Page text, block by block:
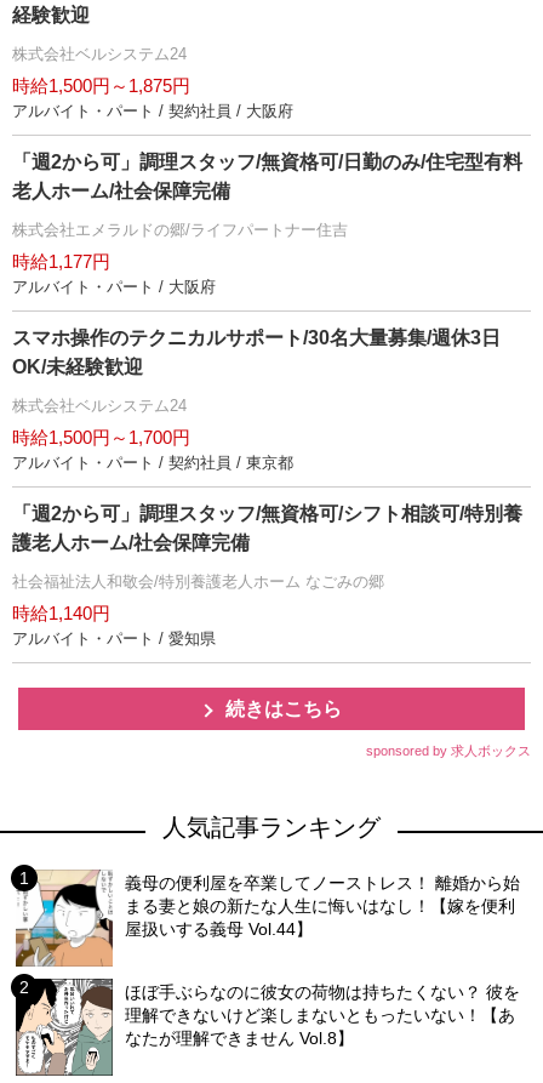
経験歓迎
株式会社ベルシステム24
時給1,500円～1,875円
アルバイト・パート / 契約社員 / 大阪府
「週2から可」調理スタッフ/無資格可/日勤のみ/住宅型有料
老人ホーム/社会保障完備
株式会社エメラルドの郷/ライフパートナー住吉
時給1,177円
アルバイト・パート / 大阪府
スマホ操作のテクニカルサポート/30名大量募集/週休3日
OK/未経験歓迎
株式会社ベルシステム24
時給1,500円～1,700円
アルバイト・パート / 契約社員 / 東京都
「週2から可」調理スタッフ/無資格可/シフト相談可/特別養
護老人ホーム/社会保障完備
社会福祉法人和敬会/特別養護老人ホーム なごみの郷
時給1,140円
アルバイト・パート / 愛知県
続きはこちら
sponsored by 求人ボックス
人気記事ランキング
義母の便利屋を卒業してノーストレス！ 離婚から始
まる妻と娘の新たな人生に悔いはなし！【嫁を便利
屋扱いする義母 Vol.44】
ほぼ手ぶらなのに彼女の荷物は持ちたくない？ 彼を
理解できないけど楽しまないともったいない！【あ
なたが理解できません Vol.8】